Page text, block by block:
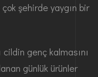
şehirde yaygın bir
cildin genç kalmasını
günlük ürünler